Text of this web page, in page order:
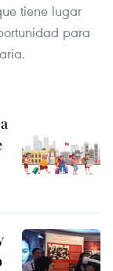
tiene lugar
para